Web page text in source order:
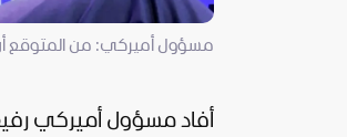
مسؤول أميركي: من المتوقع أن
أفاد مسؤول أميركي رفيع المستوى للقناة الـ12